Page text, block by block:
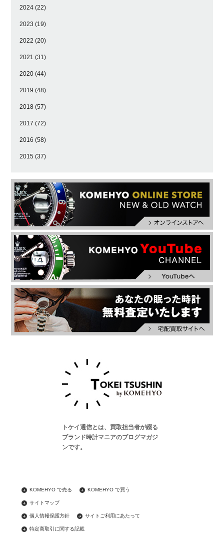
2024 (22)
2023 (19)
2022 (20)
2021 (31)
2020 (44)
2019 (48)
2018 (57)
2017 (72)
2016 (58)
2015 (37)
トケイ通信とは、買取担当者が綴る
ブランド時計マニアのブログマガジ
ンです。
KOMEHYO で売る KOMEHYO で買う
サイトマップ
個人情報保護方針 サイトご利用にあたって
特定商取引に関する記載